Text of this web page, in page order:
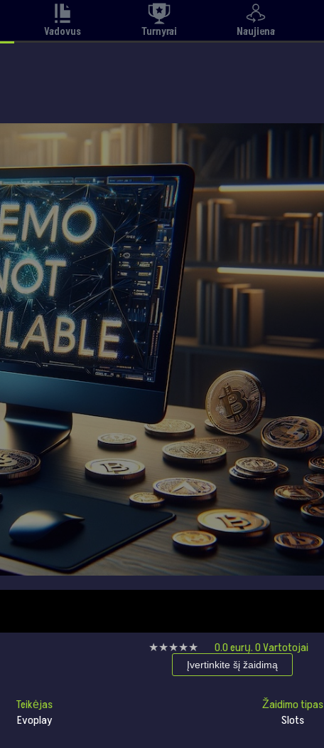
Vadovus Turnyrai Naujiena
★★★★★
★★★★★ 0.0eurų.0Vartotojai
Įvertinkite šį žaidimą
Teikėjas
Evoplay
Žaidimo tipas
Slots